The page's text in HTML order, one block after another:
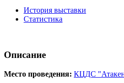
История выставки
Статистика
Описание
Место проведения: КЦДС